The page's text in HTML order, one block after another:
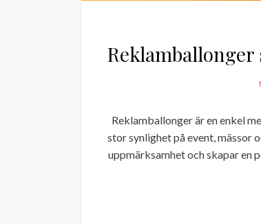
Reklamballonger är en enkel
stor synlighet på event, mässor
uppmärksamhet och skapar